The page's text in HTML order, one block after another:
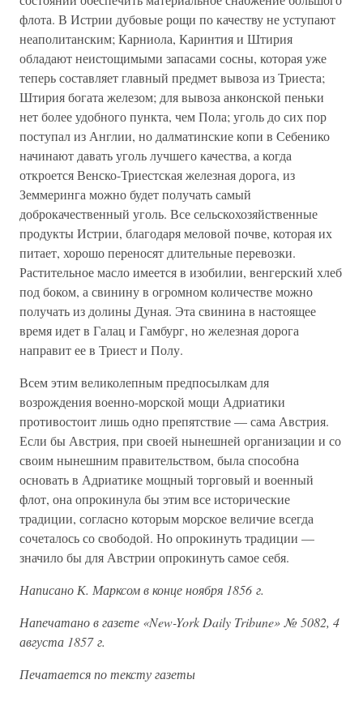
флота. В Истрии дубовые рощи по качеству не уступают
неаполитанским; Карниола, Каринтия и Штирия
обладают неистощимыми запасами сосны, которая уже
теперь составляет главный предмет вывоза из Триеста;
Штирия богата железом; для вывоза анконской пеньки
нет более удобного пункта, чем Пола; уголь до сих пор
поступал из Англии, но далматинские копи в Себенико
начинают давать уголь лучшего качества, а когда
откроется Венско-Триестская железная дорога, из
Земмеринга можно будет получать самый
доброкачественный уголь. Все сельскохозяйственные
продукты Истрии, благодаря меловой почве, которая их
питает, хорошо переносят длительные перевозки.
Растительное масло имеется в изобилии, венгерский хлеб
под боком, а свинину в огромном количестве можно
получать из долины Дуная. Эта свинина в настоящее
время идет в Галац и Гамбург, но железная дорога
направит ее в Триест и Полу.
Всем этим великолепным предпосылкам для
возрождения военно-морской мощи Адриатики
противостоит лишь одно препятствие — сама Австрия.
Если бы Австрия, при своей нынешней организации и со
своим нынешним правительством, была способна
основать в Адриатике мощный торговый и военный
флот, она опрокинула бы этим все исторические
традиции, согласно которым морское величие всегда
сочеталось со свободой. Но опрокинуть традиции —
значило бы для Австрии опрокинуть самое себя.
Написано К. Марксом в конце ноября 1856 г.
Напечатано в газете «New-York Daily Tribune» № 5082, 4
августа 1857 г.
Печатается по тексту газеты